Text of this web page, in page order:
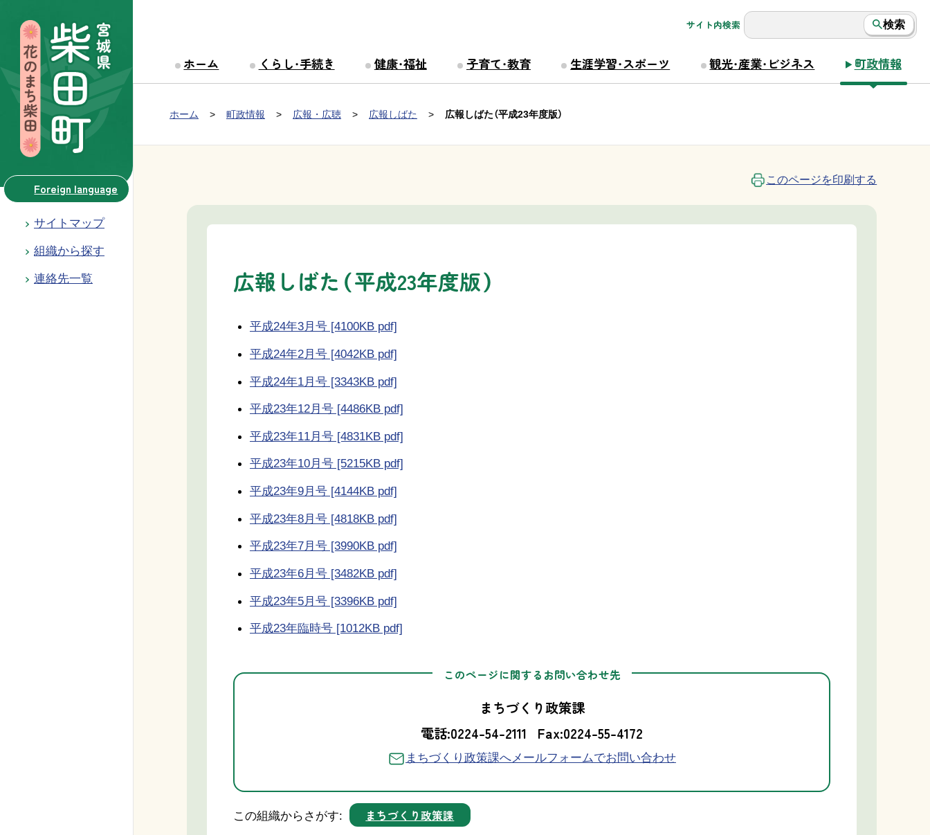
Foreign language
サイトマップ
組織から探す
連絡先一覧
サイト内検索 検索
Group NAV
ホーム くらし・手続き 健康・福祉 子育て・教育 生涯学習・スポーツ 観光・産業・ビジネス 町政情報
現在位置：
ホーム 町政情報 広報・広聴 広報しばた 広報しばた（平成23年度版）
このページを印刷する
広報しばた（平成23年度版）
平成24年3月号 [4100KB pdf]
平成24年2月号 [4042KB pdf]
平成24年1月号 [3343KB pdf]
平成23年12月号 [4486KB pdf]
平成23年11月号 [4831KB pdf]
平成23年10月号 [5215KB pdf]
平成23年9月号 [4144KB pdf]
平成23年8月号 [4818KB pdf]
平成23年7月号 [3990KB pdf]
平成23年6月号 [3482KB pdf]
平成23年5月号 [3396KB pdf]
平成23年臨時号 [1012KB pdf]
このページに関するお問い合わせ先
まちづくり政策課
電話:0224-54-2111
Fax:0224-55-4172
まちづくり政策課へメールフォームでお問い合わせ
この組織からさがす: まちづくり政策課